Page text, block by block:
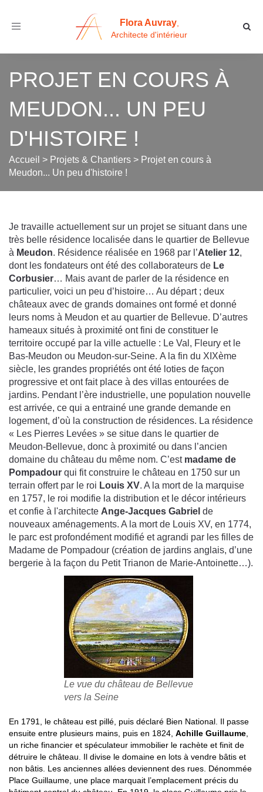
Toggle
Flora Auvray,
Architecte d'intérieur
PROJET EN COURS À
MEUDON... UN PEU
D'HISTOIRE !
Accueil > Projets & Chantiers > Projet en cours à
Meudon... Un peu d'histoire !
Je travaille actuellement sur un projet se situant dans une
très belle résidence localisée dans le quartier de Bellevue
à Meudon. Résidence réalisée en 1968 par l’Atelier 12,
dont les fondateurs ont été des collaborateurs de Le
Corbusier… Mais avant de parler de la résidence en
particulier, voici un peu d’histoire… Au départ ; deux
châteaux avec de grands domaines ont formé et donné
leurs noms à Meudon et au quartier de Bellevue. D’autres
hameaux situés à proximité ont fini de constituer le
territoire occupé par la ville actuelle : Le Val, Fleury et le
Bas-Meudon ou Meudon-sur-Seine. A la fin du XIXème
siècle, les grandes propriétés ont été loties de façon
progressive et ont fait place à des villas entourées de
jardins. Pendant l’ère industrielle, une population nouvelle
est arrivée, ce qui a entrainé une grande demande en
logement, d’où la construction de résidences. La résidence
« Les Pierres Levées » se situe dans le quartier de
Meudon-Bellevue, donc à proximité ou dans l’ancien
domaine du château du même nom. C’est madame de
Pompadour qui fit construire le château en 1750 sur un
terrain offert par le roi Louis XV. A la mort de la marquise
en 1757, le roi modifie la distribution et le décor intérieurs
et confie à l'architecte Ange-Jacques Gabriel de
nouveaux aménagements. A la mort de Louis XV, en 1774,
le parc est profondément modifié et agrandi par les filles de
Madame de Pompadour (création de jardins anglais, d’une
bergerie à la façon du Petit Trianon de Marie-Antoinette…).
Le vue du château de Bellevue
vers la Seine
En 1791, le château est pillé, puis déclaré Bien National. Il passe
ensuite entre plusieurs mains, puis en 1824, Achille Guillaume
un riche financier et spéculateur immobilier le rachète et finit de
détruire le château. Il divise le domaine en lots à vendre bâtis et
non bâtis. Les anciennes allées deviennent des rues. Dénommée
Place Guillaume, une place marquait l’emplacement précis du